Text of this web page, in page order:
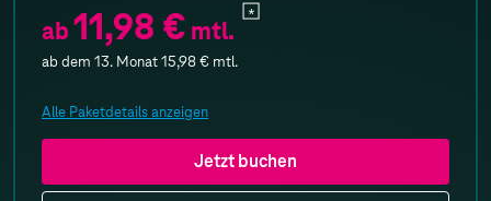
ab11,98 € mtl.
ab dem 13. Monat15,98 € mtl.
Alle Paketdetails anzeigen
Jetzt buchen